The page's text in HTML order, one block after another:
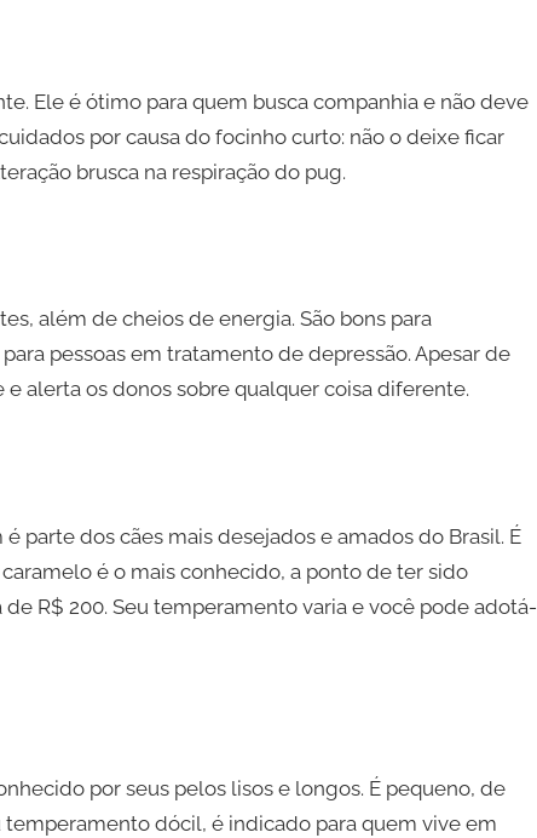
Ele é ótimo para quem busca companhia e não deve
por causa do focinho curto: não o deixe ficar
brusca na respiração do pug.
além de cheios de energia. São bons para
pessoas em tratamento de depressão. Apesar de
alerta os donos sobre qualquer coisa diferente.
parte dos cães mais desejados e amados do Brasil. É
é o mais conhecido, a ponto de ter sido
R$ 200. Seu temperamento varia e você pode adotá-
por seus pelos lisos e longos. É pequeno, de
dócil, é indicado para quem vive em